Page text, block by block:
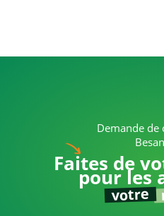
Demande de
Faites de
pour les
votre